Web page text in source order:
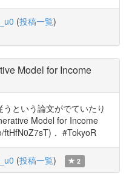
(投稿一覧)
Model for Income
という論文がでていたり
Model for Income
． #TokyoR
(投稿一覧) 2